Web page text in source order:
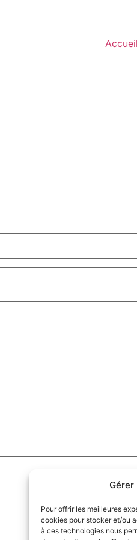
Pour offrir les meilleures
cookies pour stocker et/ou
à ces technologies nous
Accueil